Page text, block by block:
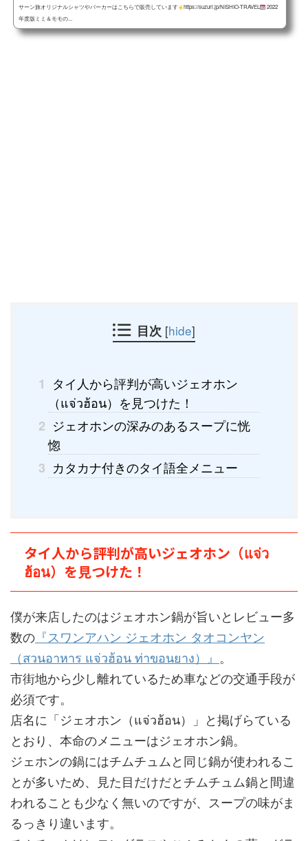
サーン旅オリジナルシャツやパーカーはこちらで販売しています
https://suzuri.jp/NISHIO-TRAVEL
2022
年度版ミミ＆モモの...
目次 [hide]
1 タイ人から評判が高いジェオホン
（แจ่วฮ้อน）を見つけた！
2 ジェオホンの深みのあるスープに恍
惚
3 カタカナ付きのタイ語全メニュー
タイ人から評判が高いジェオホン（แจ่ว
ฮ้อน）を見つけた！
僕が来店したのはジェオホン鍋が旨いとレビュー多
数の 『スワンアハン ジェオホン タオコンヤン
（สวนอาหาร แจ่วฮ้อน ท่าขอนยาง）』 。
市街地から少し離れているため車などの交通手段が
必須です。
店名に「ジェオホン（แจ่วฮ้อน）」と掲げらている
とおり、本命のメニューはジェオホン鍋。
ジェホンの鍋にはチムチュムと同じ鍋が使われるこ
とが多いため、見た目だけだとチムチュム鍋と間違
われることも少なく無いのですが、スープの味がま
るっきり違います。